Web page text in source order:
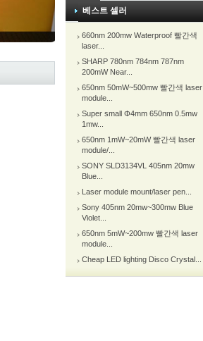
베스트 셀러
660nm 200mw Waterproof 빨간색
laser...
SHARP 780nm 784nm 787nm
200mW Near...
650nm 50mW~500mw 빨간색 laser
module...
Super small Φ4mm 650nm 0.5mw
1mw...
650nm 1mW~20mW 빨간색 laser
module/...
SONY SLD3134VL 405nm 20mw
Blue...
Laser module mount/laser pen...
Sony 405nm 20mw~300mw Blue
Violet...
650nm 5mW~200mw 빨간색 laser
module...
Cheap LED lighting Disco Crystal...